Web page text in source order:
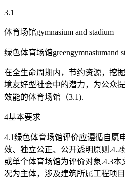
3.1
体育场馆gymnasium and stadium
绿色体育场馆greengymnasiumand
在全生命周期内，节约资源，挖
境友好型社会中的潜力，为公众
效能的体育场馆（3.1).
4基本要求
4.1绿色体育场馆评价应遵循自愿
效、独立公正、公开透明原则
或单个体育场馆为评价对象.4.3
况为主体，涉及建筑所属工程项